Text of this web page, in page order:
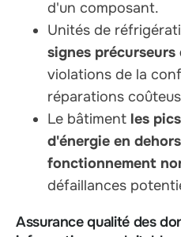
d'un composant.
Unités de
signes
violations de la
réparations
Le bâtiment les
d'énergie en
fonctionnement
défaillances
Assurance qualité des